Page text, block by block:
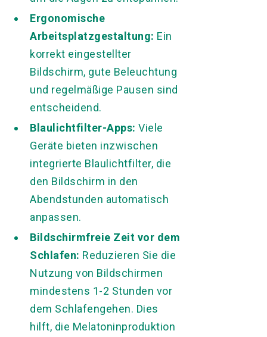
Ergonomische
Arbeitsplatzgestaltung: Ein
korrekt eingestellter
Bildschirm, gute Beleuchtung
und regelmäßige Pausen sind
entscheidend.
Blaulichtfilter-Apps: Viele
Geräte bieten inzwischen
integrierte Blaulichtfilter, die
den Bildschirm in den
Abendstunden automatisch
anpassen.
Bildschirmfreie Zeit vor dem
Schlafen: Reduzieren Sie die
Nutzung von Bildschirmen
mindestens 1-2 Stunden vor
dem Schlafengehen. Dies
hilft, die Melatoninproduktion